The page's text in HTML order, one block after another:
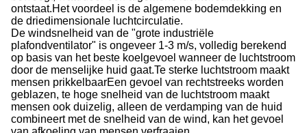
ontstaat.Het voordeel is de algemene bodemdekking en
de driedimensionale luchtcirculatie.
De windsnelheid van de "grote industriële
plafondventilator" is ongeveer 1-3 m/s, volledig berekend
op basis van het beste koelgevoel wanneer de luchtstroom
door de menselijke huid gaat.Te sterke luchtstroom maakt
mensen prikkelbaarEen gevoel van rechtstreeks worden
geblazen, te hoge snelheid van de luchtstroom maakt
mensen ook duizelig, alleen de verdamping van de huid
combineert met de snelheid van de wind, kan het gevoel